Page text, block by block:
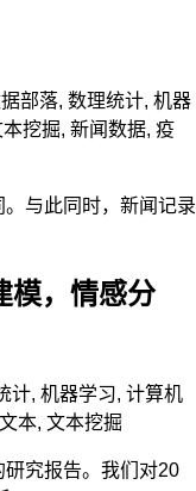
部落, 数理统计, 机器
挖掘, 新闻数据, 疫
与此同时，新闻记录
模，情感分
计, 机器学习, 计算机
文本, 文本挖掘
究报告。我们对20